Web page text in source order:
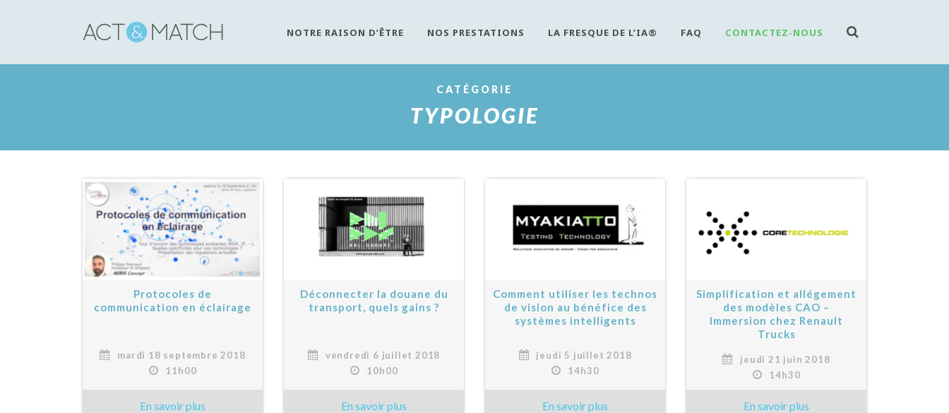
NOTRE RAISON D’ÊTRE NOS PRESTATIONS LA FRESQUE DE L’IA® FAQ CONTACTEZ-NOUS
CATÉGORIE
TYPOLOGIE
Protocoles de
communication en éclairage
mardi 18 septembre 2018
11h00
Déconnecter la douane du
transport, quels gains ?
vendredi 6 juillet 2018
10h00
Comment utiliser les technos
de vision au bénéfice des
systèmes intelligents
jeudi 5 juillet 2018
14h30
Simplification et allégement
des modèles CAO –
Immersion chez Renault
Trucks
jeudi 21 juin 2018
14h30